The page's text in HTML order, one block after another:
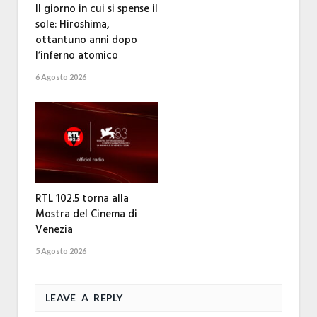
Il giorno in cui si spense il
sole: Hiroshima,
ottantuno anni dopo
l’inferno atomico
6 Agosto 2026
RTL 102.5 torna alla
Mostra del Cinema di
Venezia
5 Agosto 2026
LEAVE A REPLY